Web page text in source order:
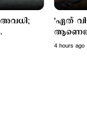
'ഏത്
4 hours ago